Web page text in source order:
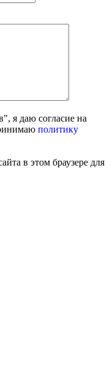
я даю согласие на
политику
в этом браузере для